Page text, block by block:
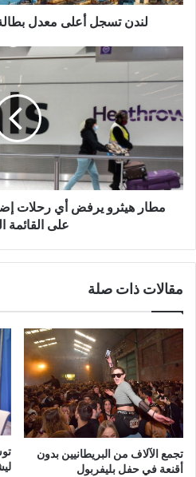
لندن تسجل أعلى معدل
مطار
يرفض
رحلات
من
الهند
قبل
إدراجهامطار هيثرو يرفض أي رحلات
على القائمة
مقالات ذات صلة
تجمع الآلاف من البريطانيين بدون
أقنعة في حفل بليفربول